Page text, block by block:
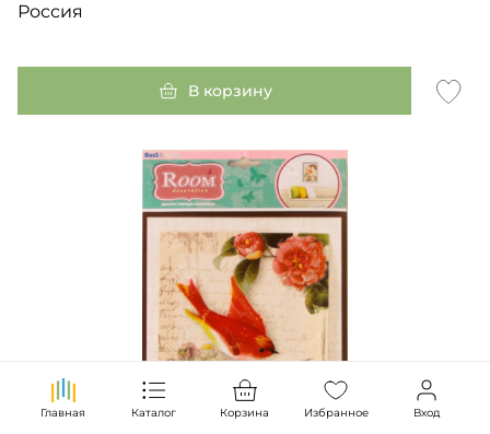
Россия
В корзину
Главная Каталог Корзина Избранное Вход